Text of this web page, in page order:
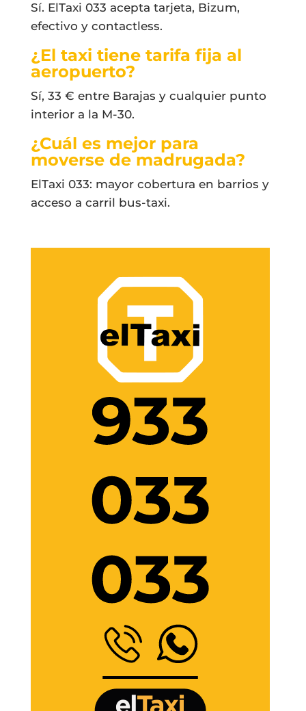
Sí. ElTaxi 033 acepta tarjeta, Bizum,
efectivo y contactless.
¿El taxi tiene tarifa fija al
aeropuerto?
Sí, 33 € entre Barajas y cualquier punto
interior a la M-30.
¿Cuál es mejor para
moverse de madrugada?
ElTaxi 033: mayor cobertura en barrios y
acceso a carril bus-taxi.